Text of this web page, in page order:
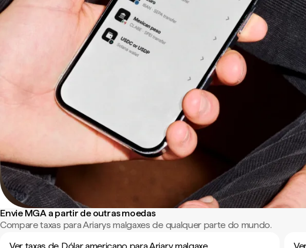
Envie MGA a partir de outras moedas
Compare taxas para Ariarys malgaxes de qualquer parte do mundo.